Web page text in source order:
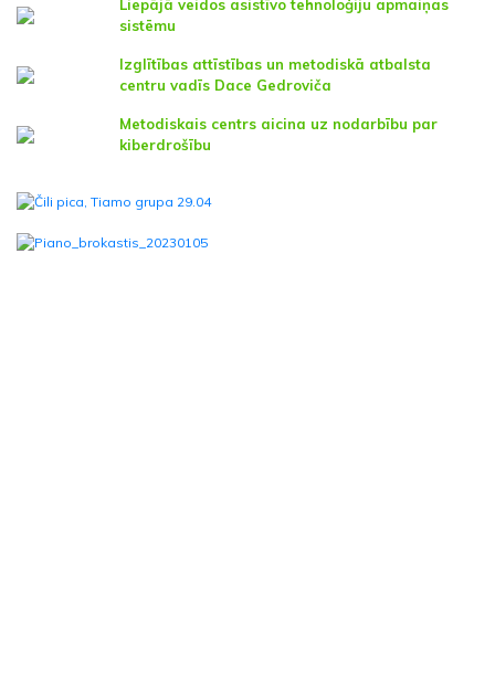
Liepājā veidos asistīvo tehnoloģiju apmaiņas
sistēmu
Izglītības attīstības un metodiskā atbalsta
centru vadīs Dace Gedroviča
Metodiskais centrs aicina uz nodarbību par
kiberdrošību